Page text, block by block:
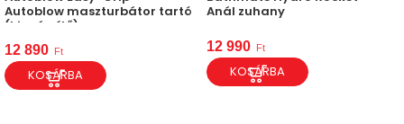
Autoblow maszturbátor tartó
(kiegészítő)
12 890 Ft
KOSÁRBA
Anál zuhany
12 990 Ft
KOSÁRBA